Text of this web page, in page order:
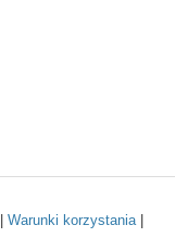
Warunki korzystania|